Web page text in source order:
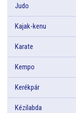
Judo
Kajak-kenu
Karate
Kempo
Kerékpár
Kézilabda